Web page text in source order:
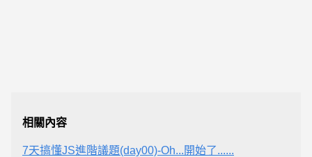
相關內容
7天搞懂JS進階議題(day00)-Oh...開始了......